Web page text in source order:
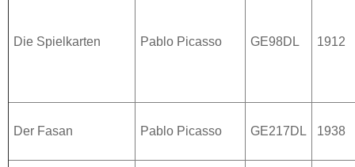
Die Spielkarten Pablo Picasso GE98DL 1912
Der Fasan Pablo Picasso GE217DL 1938